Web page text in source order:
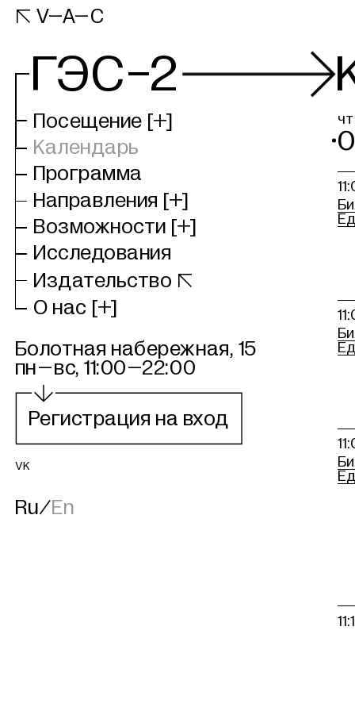
Сайт
VAC
 V–A–C
ГЭС-2
Болотная набережная, 15
пн–вс, 11:00–22:00
Регистрация на вход
VK
Ru/En
чт
ГЭС-2
Посещение [+]
Календарь
Программа
Направления [+]
Возможности [+]
Исследования
Издательство 
О нас [+]